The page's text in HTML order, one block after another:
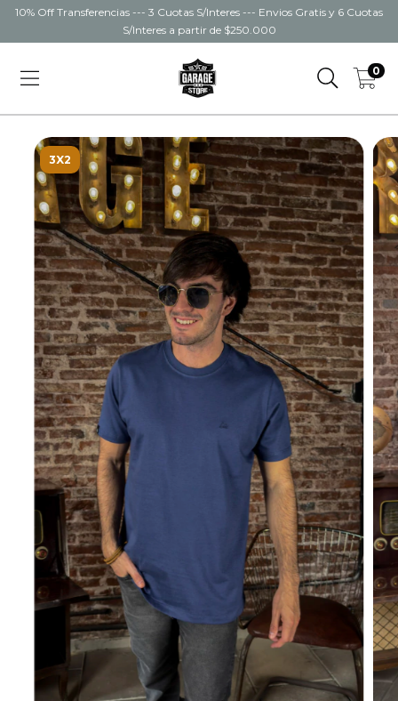
10% Off Transferencias --- 3 Cuotas S/Interes --- Envios Gratis y 6 Cuotas
S/Interes a partir de $250.000
0
3X2